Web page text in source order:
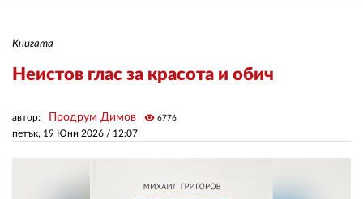
Книгата
Неистов глас за красота и обич
петък, 19 Юни 2026 / 12:07
автор: Продрум Димов visibility 6776
ЗА НАС